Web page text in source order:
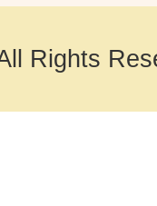
Rights